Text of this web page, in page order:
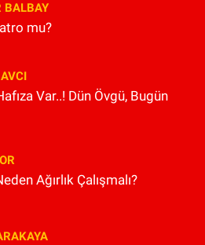
BALBAY
mu?
Var..! Dün Övgü, Bugün
Ağırlık Çalışmalı?